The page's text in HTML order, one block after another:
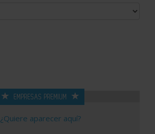
EMPRESAS PREMIUM
¿Quiere aparecer aquí?